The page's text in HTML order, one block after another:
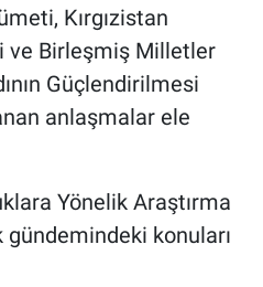
Kırgızistan
ve Birleşmiş Milletler
Güçlendirilmesi
anlaşmalar ele
Yönelik Araştırma
konuları